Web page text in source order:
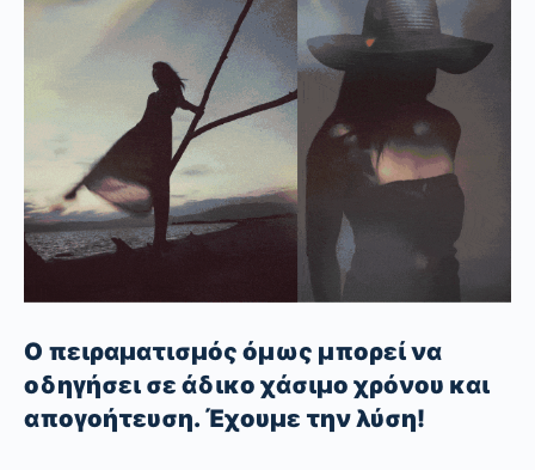
Ο πειραματισμός όμως μπορεί να
οδηγήσει σε άδικο χάσιμο χρόνου και
απογοήτευση. Έχουμε την λύση!